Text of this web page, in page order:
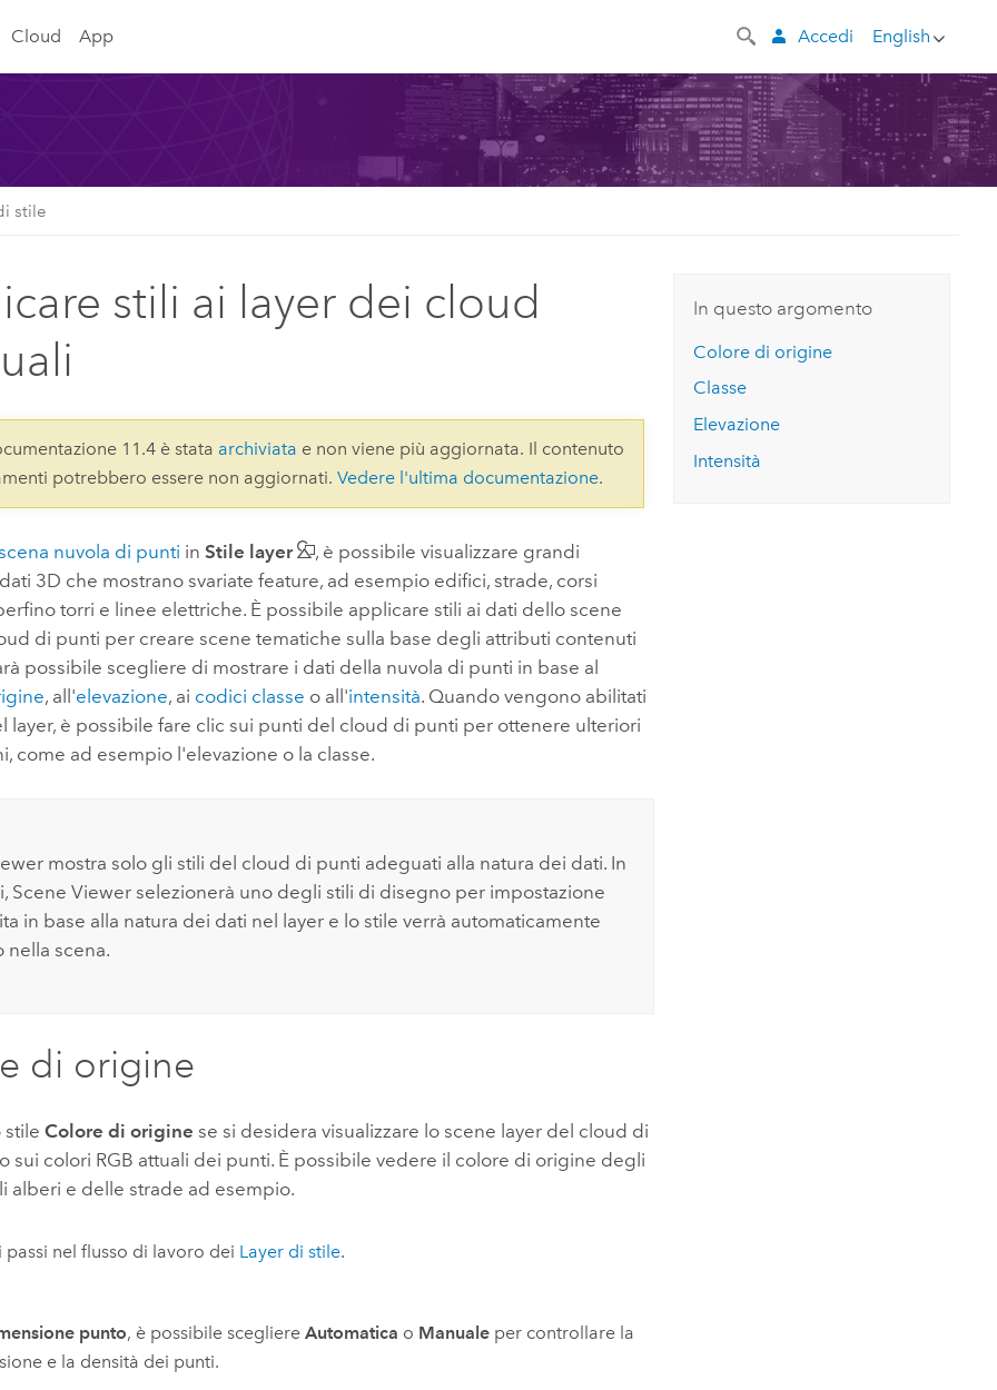
Cloud App English
Accedi
stile
stili ai layer dei cloud
11.4 è stata archiviata e non viene più aggiornata. Il contenuto
potrebbero essere non aggiornati.Vedere l'ultima documentazione.
nuvola di punti inStile layer
, è possibile visualizzare grandi
3D che mostrano svariate feature, ad esempio edifici, strade, corsi
torri e linee elettriche. È possibile applicare stili ai dati dello scene
di punti per creare scene tematiche sulla base degli attributi contenuti
possibile scegliere di mostrare i dati della nuvola di punti in base al
, all'elevazione, ai codici classe o all'intensità. Quando vengono abilitati
layer, è possibile fare clic sui punti del cloud di punti per ottenere ulteriori
come ad esempio l'elevazione o la classe.
mostra solo gli stili del cloud di punti adeguati alla natura dei dati. In
Scene Viewerselezionerà uno degli stili di disegno per impostazione
in base alla natura dei dati nel layer e lo stile verrà automaticamente
nella scena.
di origine
stileColore di origine se si desidera visualizzare lo scene layer del cloud di
sui colori RGB attuali dei punti. È possibile vedere il colore di origine degli
alberi e delle strade ad esempio.
passi nel flusso di lavoro dei Layer di stile.
punto, è possibile scegliereAutomatica o Manuale per controllare la
e la densità dei punti.
In questo argomento
Colore di origine
Classe
Elevazione
Intensità